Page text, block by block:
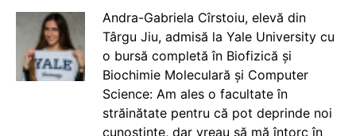
Andra-Gabriela Cîrstoiu, elevă din
Târgu Jiu, admisă la Yale University cu
o bursă completă în Biofizică și
Biochimie Moleculară și Computer
Science: Am ales o facultate în
străinătate pentru că pot deprinde noi
cunoștințe, dar vreau să mă întorc în